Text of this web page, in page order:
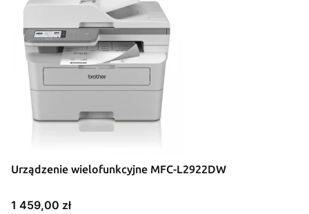
Urządzenie wielofunkcyjne MFC-L2922DW
Cena
1 459,00 zł